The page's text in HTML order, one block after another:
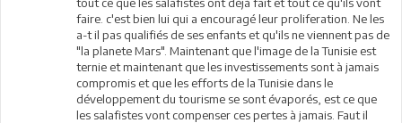
faire. c'est bien lui qui a encouragé leur proliferation. Ne les
a-t il pas qualifiés de ses enfants et qu'ils ne viennent pas de
"la planete Mars". Maintenant que l'image de la Tunisie est
ternie et maintenant que les investissements sont à jamais
compromis et que les efforts de la Tunisie dans le
développement du tourisme se sont évaporés, est ce que
les salafistes vont compenser ces pertes à jamais. Faut il